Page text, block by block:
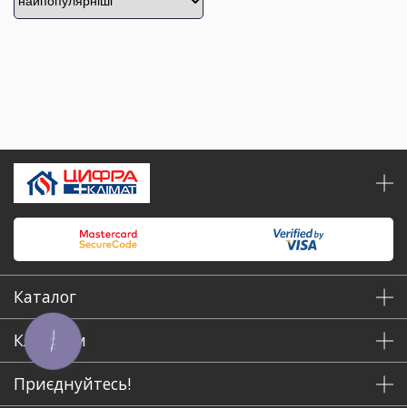
Каталог
Клієнтам
Приєднуйтесь!
КНОПКА
ЗВ'ЯЗКУ